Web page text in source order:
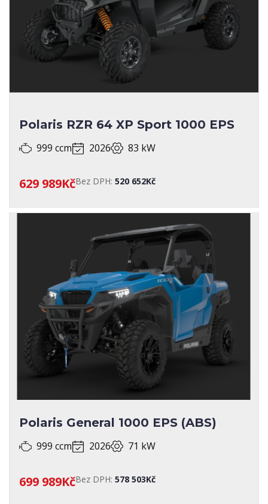
Polaris RZR 64 XP Sport 1000 EPS
999 ccm 2026 83 kW
629 989KčBez DPH: 520 652Kč
Polaris General 1000 EPS (ABS)
999 ccm 2026 71 kW
699 989KčBez DPH: 578 503Kč